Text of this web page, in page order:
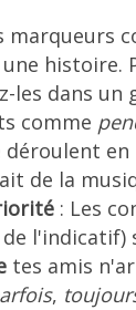
marqueurs
histoire.
les dans un
comme
en
de la
: Les
l'indicatif)
tes amis
,